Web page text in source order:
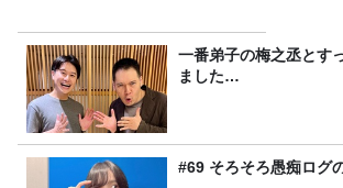
一番弟子の梅之丞とす
ました…
#69 そろそろ愚痴ログ